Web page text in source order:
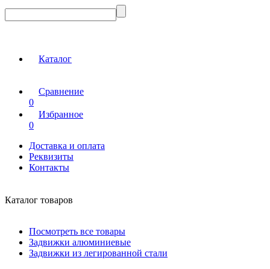
Каталог
Сравнение
0
Избранное
0
Доставка и оплата
Реквизиты
Контакты
Каталог товаров
Посмотреть все товары
Задвижки алюминиевые
Задвижки из легированной стали